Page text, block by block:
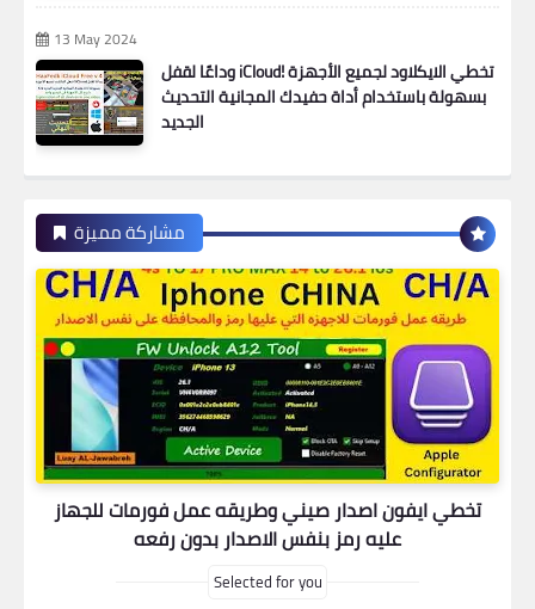
13 May 2024
وداعًا لقفل iCloud! تخطي الايكلاود لجميع الأجهزة
بسهولة باستخدام أداة حفيدك المجانية التحديث
الجديد
مشاركة مميزة
تخطي ايفون اصدار صيني وطريقه عمل فورمات للجهاز
عليه رمز بنفس الاصدار بدون رفعه
Selected for you